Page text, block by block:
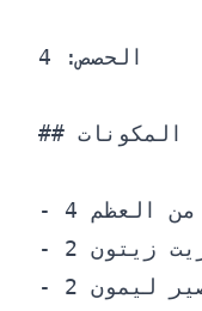
الحصص: 4
## المكونات
- 4 صدور دجاج خالية من العظم
- 2 ملعقة كبيرة زيت زيتون
- 2 ملعقة كبيرة عصير ليمون